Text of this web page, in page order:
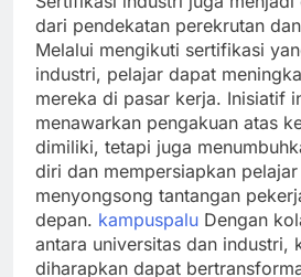
dari pendekatan perekrutan
Melalui mengikuti sertifikasi
industri, pelajar dapat
mereka di pasar kerja. Inisiatif
menawarkan pengakuan atas
dimiliki, tetapi juga
diri dan mempersiapkan
menyongsong tantangan
depan. kampuspalu Dengan
antara universitas dan industri,
diharapkan dapat